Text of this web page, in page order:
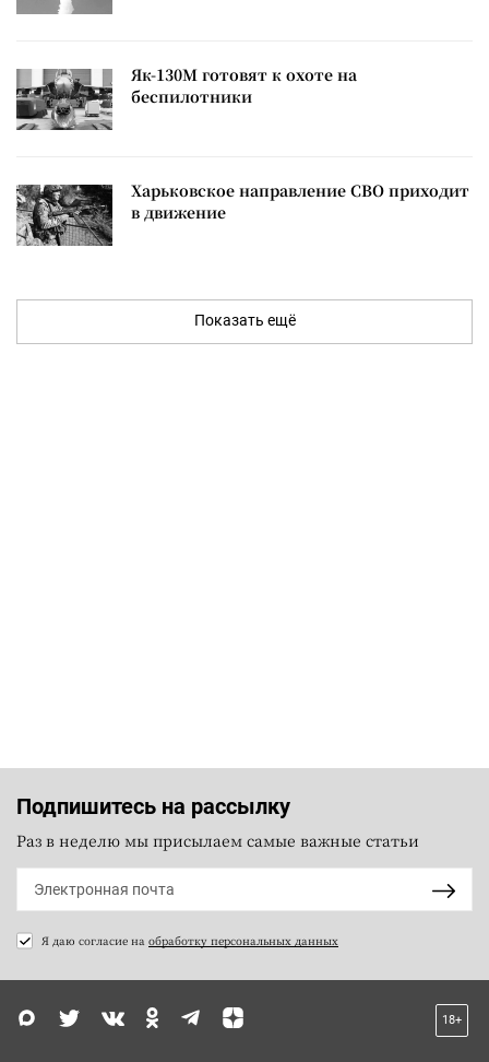
Як-130М готовят к охоте на
беспилотники
Харьковское направление СВО приходит
в движение
Показать ещё
Подпишитесь на рассылку
Раз в неделю мы присылаем самые важные статьи
Я даю согласие на обработку персональных данных
18+